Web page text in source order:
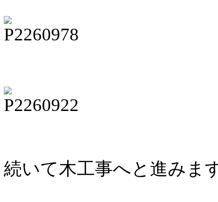
続いて木工事へと進みま